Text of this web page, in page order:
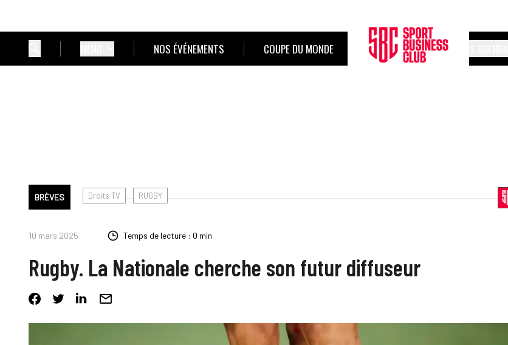
NOS ÉVÉNEMENTS COUPE DU MONDE
BRÈVES Droits TV RUGBY
10 mars 2025 Temps de lecture : 0 min
Rugby. La Nationale cherche son futur diffuseur